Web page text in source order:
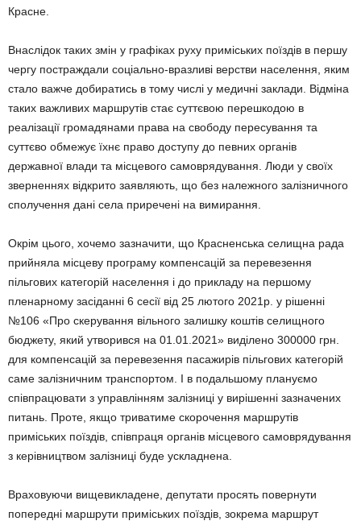
Красне.
Внаслідок таких змін у графіках руху приміських поїздів в першу
чергу постраждали соціально-вразливі верстви населення, яким
стало важче добиратись в тому числі у медичні заклади. Відміна
таких важливих маршрутів стає суттєвою перешкодою в
реалізації громадянами права на свободу пересування та
суттєво обмежує їхнє право доступу до певних органів
державної влади та місцевого самоврядування. Люди у своїх
зверненнях відкрито заявляють, що без належного залізничного
сполучення дані села приречені на вимирання.
Окрім цього, хочемо зазначити, що Красненська селищна рада
прийняла місцеву програму компенсацій за перевезення
пільгових категорій населення і до прикладу на першому
пленарному засіданні 6 сесії від 25 лютого 2021р. у рішенні
№106 «Про скерування вільного залишку коштів селищного
бюджету, який утворився на 01.01.2021» виділено 300000 грн.
для компенсацій за перевезення пасажирів пільгових категорій
саме залізничним транспортом. І в подальшому плануємо
співпрацювати з управлінням залізниці у вирішенні зазначених
питань. Проте, якщо триватиме скорочення маршрутів
приміських поїздів, співпраця органів місцевого самоврядування
з керівництвом залізниці буде ускладнена.
Враховуючи вищевикладене, депутати просять повернути
попередні маршрути приміських поїздів, зокрема маршрут